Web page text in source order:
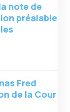
note de
préalable
Fred
de la Cour